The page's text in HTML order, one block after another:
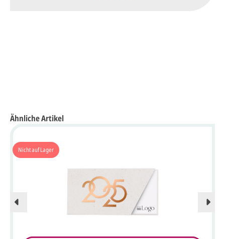
Ähnliche Artikel
Nicht auf Lager